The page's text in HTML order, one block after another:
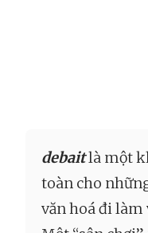
debaitlà một
toàn cho
văn hoá đi làm